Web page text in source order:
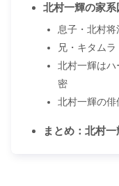
北村一輝の家
息子・北村
兄・キタム
北村一輝は
密
北村一輝の
まとめ：北村